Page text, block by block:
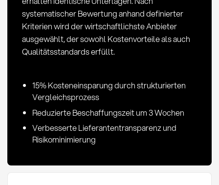
systematischer Bewertung anhand definierter
Kriterien wird der wirtschaftlichste Anbieter
ausgewählt, der sowohl Kostenvorteile als auch
Qualitätsstandards erfüllt.
15% Kosteneinsparung durch strukturierten
Vergleichsprozess
Reduzierte Beschaffungszeit um 3 Wochen
Verbesserte Lieferantentransparenz und
Risikominimierung